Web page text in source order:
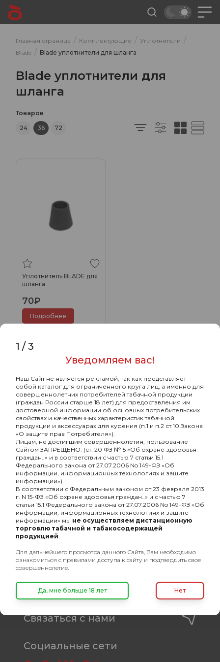
Главная страница / Комплектующие / Уплотнители /
Blade / Blade уплотнители для шланга
Blade уплотнители для
шланга
Товаров
24
36 72
Уплотнитель BLADE для
шланга
70₽
Подробнее
Оптовый портал
товаров для кальяна
8 (495) 740-22-08
8 (800) 222-82-00
Время работы
пн-пт: с 10:00 до 19:00
info@oshisha.net
О компании
Покупателям
Связаться с нами
Социальные сети
1 /3
Уведомляем вас!
Наш Сайт не является рекламой, так как представляет
собой каталог для ограниченного круга лиц, а именно для
совершеннолетних потребителей табачной продукции
(граждан России старше 18 лет) для предоставления им
достоверной информации об основных потребительских
свойствах и качественных характеристик табачной
продукции и аксессуарах для курения (п.1 и п.2 ст.10 Закона
«О защите прав Потребителя»).
Лицам, не достигшим совершеннолетия, пользование
Сайтом ЗАПРЕЩЕНО. (ст. 20 ФЗ №15 «Об охране здоровья
граждан..» и в соответствии с частью 7 статьи 15.1
Федерального закона от 27.07.2006 No 149-ФЗ «Об
информации, информационных технологиях и защите
информации»)
В соответствии с Федеральным законом от 23 февраля 2013
г. N 15-ФЗ «Об охране здоровья граждан..» и с частью 7
статьи 15.1 Федерального закона от 27.07.2006 No 149-ФЗ «Об
информации, информационных технологиях и защите
информации» мы не осуществляем дистанционную
торговлю табачной и табакосодержащей
продукцией
Для дальнейшего просмотра данного Сайта, Вам необходимо
ознакомиться с правилами доступа к сайту и подтвердить свое
совершеннолетие.
Да, мне больше 18 лет Нет